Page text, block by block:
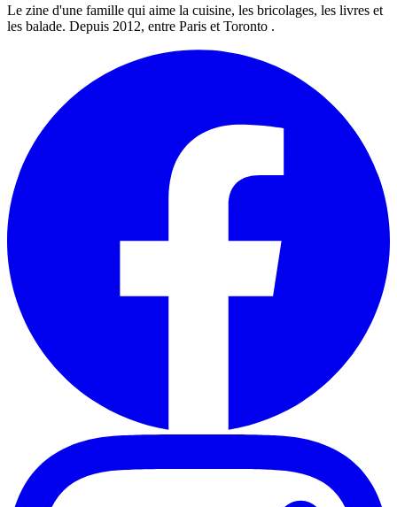
Le zine d'une famille qui aime la cuisine, les bricolages, les livres et
les balade. Depuis 2012, entre Paris et Toronto .